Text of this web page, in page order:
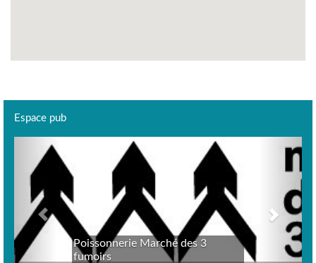
Espace pub
Poissonnerie Marché des 3
fumoirs
Previous